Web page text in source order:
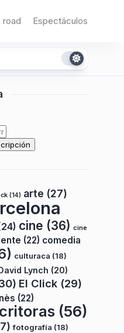
road Espectáculos
(14) arte (27)
cine (36) cine
(22) comedia
culturaca (18)
Lynch (20)
El Click (29)
(22)
(56)
fotografía (18)